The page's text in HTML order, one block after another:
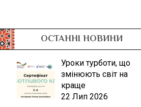
ОСТАННІ НОВИНИ
Уроки турботи, що
змінюють світ на
краще
22 Лип 2026